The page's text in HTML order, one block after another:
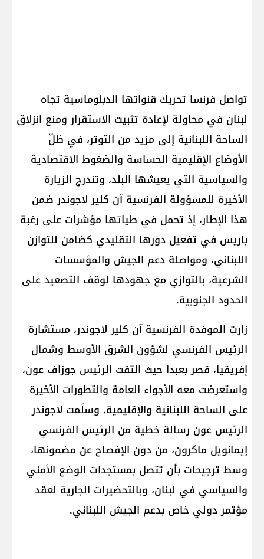
تواصل فرنسا تحريك قنواتها الدبلوماسية تجاه
لبنان في محاولة لإعادة تثبيت الاستقرار ومنع انزلاق
الساحة اللبنانية إلى مزيد من التوتر، في ظلّ
الأوضاع الإقليمية الحساسة والضغوط الاقتصادية
والسياسية التي يعيشها البلد، وتندرج الزيارة
الأخيرة للمسؤولة الفرنسية آن كلير لاجوندر ضمن
هذا الإطار، إذ تحمل في طياتها مؤشرات على رغبة
باريس في تفعيل دورها التقليدي كضامن للتوازن
اللبناني، ومواصلة دعم الجيش والمؤسسات
الشرعية، بالتوازي مع جهودها لوقف التصعيد على
الحدود الجنوبية.
زارت الموفدة الفرنسية آن كلير لاجوندر، مستشارة
الرئيس الفرنسي لشؤون الشرق الأوسط وشمال
إفريقيا، قصر بعبدا حيث التقت الرئيس جوزاف عون،
واستعرضت معه الأجواء العامة والتطورات الأخيرة
على الساحة اللبنانية والإقليمية. وسلّمت لاجوندر
الرئيس عون رسالة خطية من الرئيس الفرنسي
إيمانويل ماكرون، من دون الإفصاح عن مضمونها،
وسط ترجيحات بأن تتصل بمستجدات الوضع الأمني
والسياسي في لبنان، وبالتحضيرات الجارية لعقد
مؤتمر دولي خاص بدعم الجيش اللبناني.